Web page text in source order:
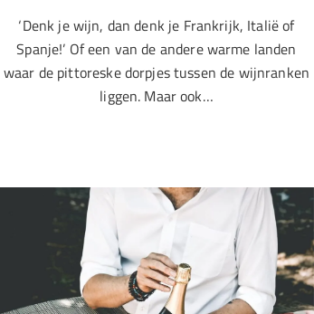
‘Denk je wijn, dan denk je Frankrijk, Italië of
Spanje!’ Of een van de andere warme landen
waar de pittoreske dorpjes tussen de wijnranken
liggen. Maar ook…